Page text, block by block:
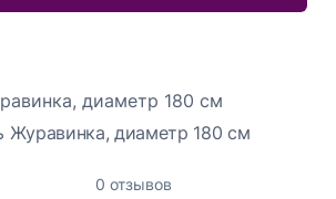
Журавинка, диаметр 180 см
0 отзывов